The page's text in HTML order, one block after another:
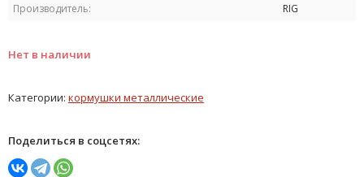
Производитель: RIG
Нет в наличии
Категории: кормушки металлические
Поделиться в соцсетях: